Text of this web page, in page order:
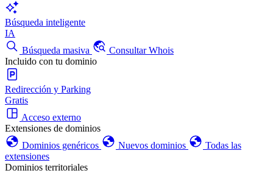
Búsqueda inteligente
IA
Búsqueda masiva
Consultar Whois
Incluido con tu dominio
Redirección y Parking
Gratis
Acceso externo
Extensiones de dominios
Dominios genéricos
Nuevos dominios
Todas las
extensiones
Dominios territoriales